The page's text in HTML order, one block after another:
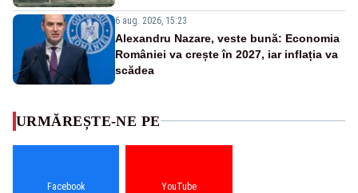
6 aug. 2026, 15:23
Alexandru Nazare, veste bună: Economia
României va crește în 2027, iar inflația va
scădea
URMĂREȘTE-NE PE
Facebook YouTube